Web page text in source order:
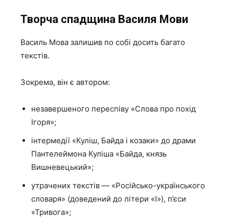
Творча спадщина Василя Мови
Василь Мова залишив по собі досить багато
текстів.
Зокрема, він є автором:
незавершеного переспіву «Слова про похід
Ігоря»;
інтермедії «Куліш, Байда і козаки» до драми
Пантелеймона Куліша «Байда, князь
Вишневецький»;
утрачених текстів — «Російсько-українського
словаря» (доведений до літери «І»), п’єси
«Тривога»;